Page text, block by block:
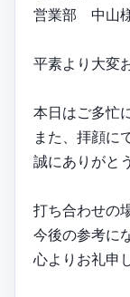
営業部 中山
平素より大変
本日はご多忙
また、拝顔に
誠にありがと
打ち合わせの
今後の参考に
心よりお礼申